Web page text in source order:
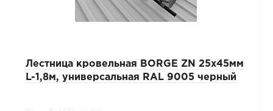
Лестница кровельная BORGE ZN 25х45мм
L-1,8м, универсальная RAL 9005 черный